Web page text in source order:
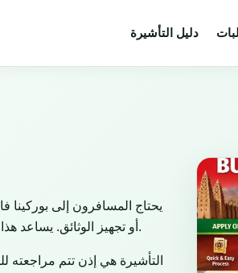
دليل التأشيرة
يحتاج المسافرون إلى
أو تجهيز الوثائق. يساعد هذا الدليل على معرفة المسار المناسب حسب الغرض من السفر والجنسية ونوع جواز السفر.
التأشيرة هي إذن تتم مراجعته